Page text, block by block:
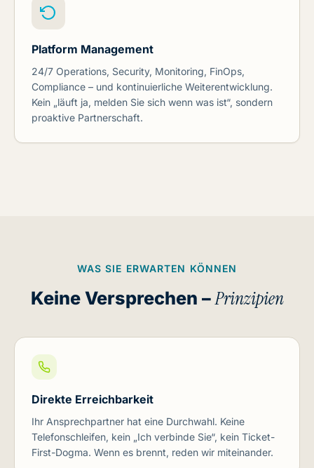
Platform Management
24/7 Operations, Security, Monitoring, FinOps,
Compliance – und kontinuierliche Weiterentwicklung.
Kein „läuft ja, melden Sie sich wenn was ist“, sondern
proaktive Partnerschaft.
WAS SIE ERWARTEN KÖNNEN
Keine Versprechen –Prinzipien
Direkte Erreichbarkeit
Ihr Ansprechpartner hat eine Durchwahl. Keine
Telefonschleifen, kein „Ich verbinde Sie“, kein Ticket-
First-Dogma. Wenn es brennt, reden wir miteinander.